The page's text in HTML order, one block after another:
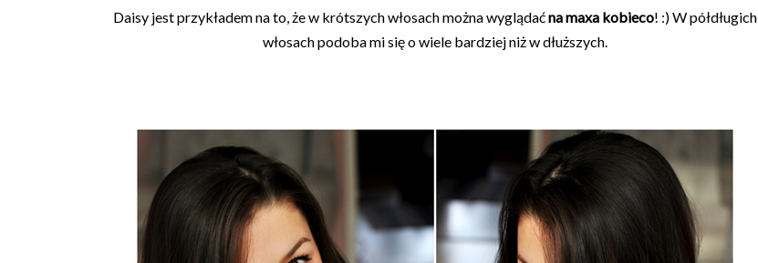
Daisy jest przykładem na to, że w krótszych włosach można wyglądaćna maxa kobieco! :) W półdługich
włosach podoba mi się o wiele bardziej niż w dłuższych.